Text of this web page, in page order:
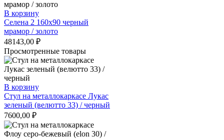
В корзину
Селена 2 160х90 черный
мрамор / золото
48143,00 ₽
Просмотренные товары
В корзину
Стул на металлокаркасе Лукас
зеленый (велютто 33) / черный
7600,00 ₽